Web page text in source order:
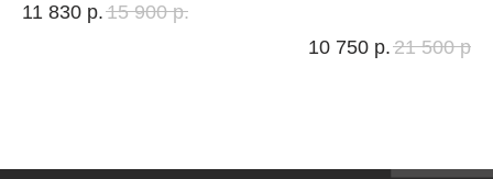
11 830 р. 15 900 р.
10 750 р. 21 500 р.